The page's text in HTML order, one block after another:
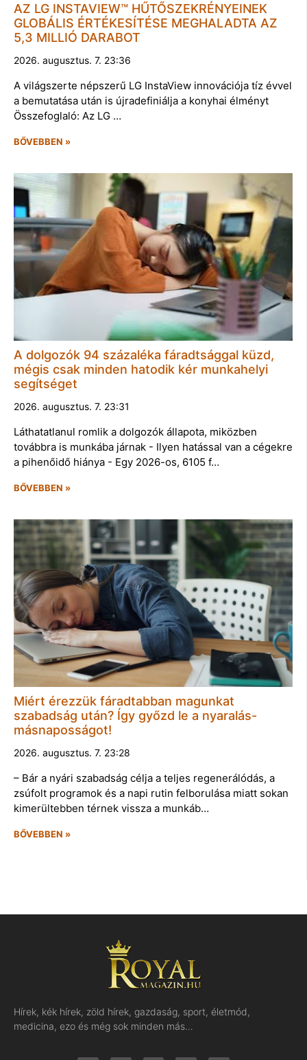
AZ LG INSTAVIEW™ HŰTŐSZEKRÉNYEINEK
GLOBÁLIS ÉRTÉKESÍTÉSE MEGHALADTA AZ
5,3 MILLIÓ DARABOT
2026. augusztus. 7. 23:36
A világszerte népszerű LG InstaView innovációja tíz évvel
a bemutatása után is újradefiniálja a konyhai élményt
Összefoglaló: Az LG …
BŐVEBBEN »
A dolgozók 94 százaléka fáradtsággal küzd,
mégis csak minden hatodik kér munkahelyi
segítséget
2026. augusztus. 7. 23:31
Láthatatlanul romlik a dolgozók állapota, miközben
továbbra is munkába járnak - Ilyen hatással van a cégekre
a pihenőidő hiánya - Egy 2026-os, 6105 f…
BŐVEBBEN »
Miért érezzük fáradtabban magunkat
szabadság után? Így győzd le a nyaralás-
másnaposságot!
2026. augusztus. 7. 23:28
– Bár a nyári szabadság célja a teljes regenerálódás, a
zsúfolt programok és a napi rutin felborulása miatt sokan
kimerültebben térnek vissza a munkáb…
BŐVEBBEN »
Hírek, kék hírek, zöld hírek, gazdaság, sport, életmód,
medicina, ezo és még sok minden más…